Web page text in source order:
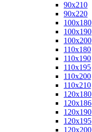
90x210
90x220
100x180
100x190
100x200
110x180
110x190
110x195
110x200
110x210
120x180
120x186
120x190
120x195
120x200